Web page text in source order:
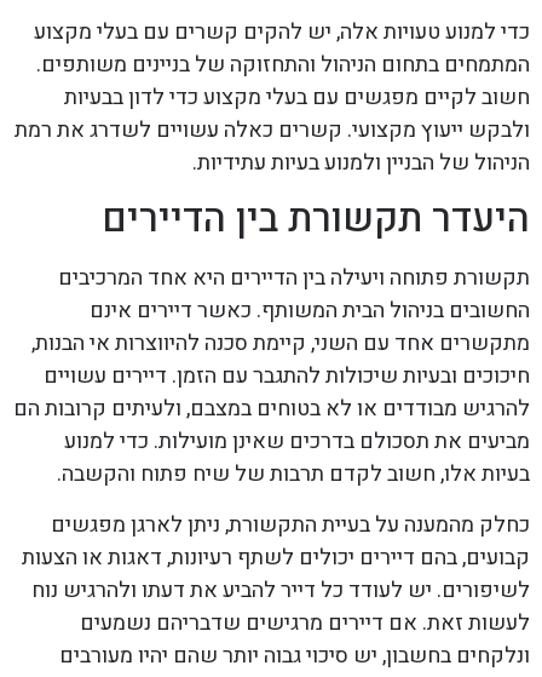
כדי למנוע טעויות אלה, יש להקים קשרים עם בעלי מקצוע
המתמחים בתחום הניהול והתחזוקה של בניינים משותפים.
חשוב לקיים מפגשים עם בעלי מקצוע כדי לדון בבעיות
ולבקש ייעוץ מקצועי. קשרים כאלה עשויים לשדרג את רמת
הניהול של הבניין ולמנוע בעיות עתידיות.
היעדר תקשורת בין הדיירים
תקשורת פתוחה ויעילה בין הדיירים היא אחד המרכיבים
החשובים בניהול הבית המשותף. כאשר דיירים אינם
מתקשרים אחד עם השני, קיימת סכנה להיווצרות אי הבנות,
חיכוכים ובעיות שיכולות להתגבר עם הזמן. דיירים עשויים
להרגיש מבודדים או לא בטוחים במצבם, ולעיתים קרובות הם
מביעים את תסכולם בדרכים שאינן מועילות. כדי למנוע
בעיות אלו, חשוב לקדם תרבות של שיח פתוח והקשבה.
כחלק מהמענה על בעיית התקשורת, ניתן לארגן מפגשים
קבועים, בהם דיירים יכולים לשתף רעיונות, דאגות או הצעות
לשיפורים. יש לעודד כל דייר להביע את דעתו ולהרגיש נוח
לעשות זאת. אם דיירים מרגישים שדבריהם נשמעים
ונלקחים בחשבון, יש סיכוי גבוה יותר שהם יהיו מעורבים